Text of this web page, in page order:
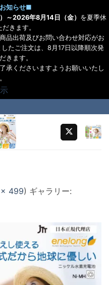
知らせ■
～2026年8月14日（金） を夏季休
きます。
品出荷及びお問い合わせ対応がお
たご注文は、8月17日以降順次発
きます。
承くださいますようお願いいたし
499) ギャラリー: